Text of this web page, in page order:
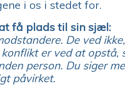
i os i stedet for.
få plads til sin sjæl:
De ved
er ved at
person. Du siger
påvirket.